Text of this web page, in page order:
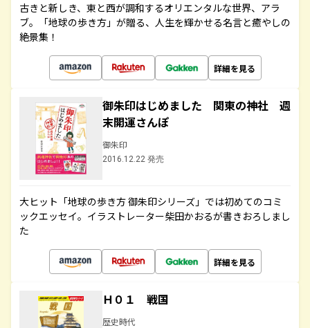
古きと新しき、東と西が調和するオリエンタルな世界、アラ
ブ。「地球の歩き方」が贈る、人生を輝かせる名言と癒やしの
絶景集！
詳細を見る
御朱印はじめました 関東の神社 週
末開運さんぽ
御朱印
2016.12.22 発売
大ヒット「地球の歩き方 御朱印シリーズ」では初めてのコミ
ックエッセイ。イラストレーター柴田かおるが書きおろしまし
た
詳細を見る
Ｈ０１ 戦国
歴史時代